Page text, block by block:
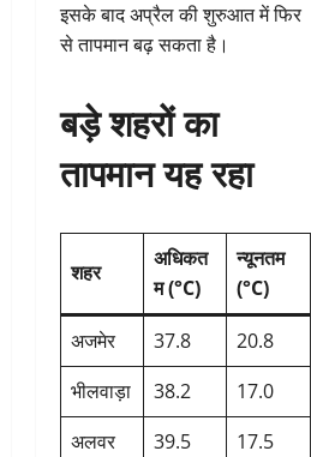
इसके बाद अप्रैल की शुरुआत में फिर
से तापमान बढ़ सकता है।
बड़े शहरों का
तापमान यह रहा
शहर
अधिकत
म (°C)
न्यूनतम
(°C)
अजमेर
37.8
20.8
भीलवाड़ा
38.2
17.0
अलवर
39.5
17.5